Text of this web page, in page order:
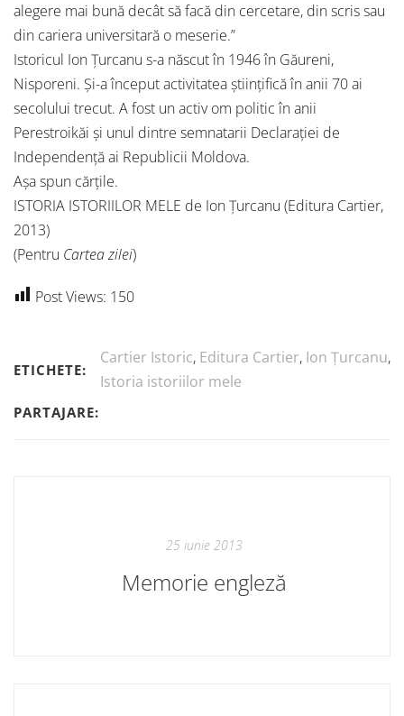
alegere mai bună decât să facă din cercetare, din scris sau
din cariera universitară o meserie.”
Istoricul Ion Țurcanu s-a născut în 1946 în Găureni,
Nisporeni. Și-a început activitatea științifică în anii 70 ai
secolului trecut. A fost un activ om politic în anii
Perestroikăi și unul dintre semnatarii Declarației de
Independență ai Republicii Moldova.
Așa spun cărțile.
ISTORIA ISTORIILOR MELE de Ion Țurcanu (Editura Cartier,
2013)
(Pentru Cartea zilei)
Post Views: 150
ETICHETE:
Cartier Istoric, Editura Cartier, Ion Țurcanu,
Istoria istoriilor mele
PARTAJARE:
25 iunie 2013
Memorie engleză